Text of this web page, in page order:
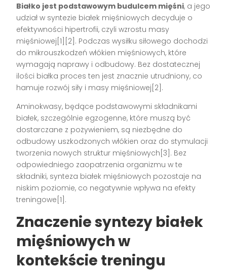
Białko jest podstawowym budulcem mięśni, a jego
udział w syntezie białek mięśniowych decyduje o
efektywności hipertrofii, czyli wzrostu masy
mięśniowej[1][2]. Podczas wysiłku siłowego dochodzi
do mikrouszkodzeń włókien mięśniowych, które
wymagają naprawy i odbudowy. Bez dostatecznej
ilości białka proces ten jest znacznie utrudniony, co
hamuje rozwój siły i masy mięśniowej[2].
Aminokwasy, będące podstawowymi składnikami
białek, szczególnie egzogenne, które muszą być
dostarczane z pożywieniem, są niezbędne do
odbudowy uszkodzonych włókien oraz do stymulacji
tworzenia nowych struktur mięśniowych[3]. Bez
odpowiedniego zaopatrzenia organizmu w te
składniki, synteza białek mięśniowych pozostaje na
niskim poziomie, co negatywnie wpływa na efekty
treningowe[1].
Znaczenie syntezy białek
mięśniowych w
kontekście treningu